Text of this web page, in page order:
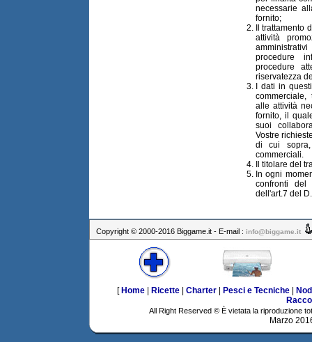
necessarie
fornito;
Il
attività
procedure
procedure
riservatezza
I dati in
alle attività
fornito, il
suoi
Vostre
di cui
commerciali.
Il titolare del
In ogni
confronti del
dell'art.7 del
Copyright © 2000-2016 Biggame.it - E-mail : info@biggame.it
[ Home| Ricette| Charter| Pesci e Tecniche|
All Right Reserved © È vietata la riproduzione
Marzo